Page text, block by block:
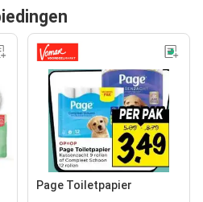
Page Toiletpapier